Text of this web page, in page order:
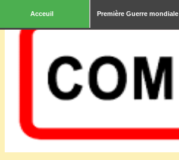
Acceuil Première Guerre mondiale